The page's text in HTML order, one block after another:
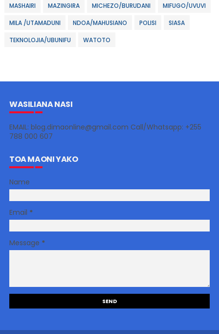
MASHAIRI MAZINGIRA MICHEZO/BURUDANI MIFUGO/UVUVI
MILA /UTAMADUNI NDOA/MAHUSIANO POLISI SIASA
TEKNOLOJIA/UBUNIFU WATOTO
WASILIANA NASI
EMAIL: blog.dimaonline@gmail.com Call/Whatsapp: +255
788 000 607
TOA MAONI YAKO
Name
Email *
Message *